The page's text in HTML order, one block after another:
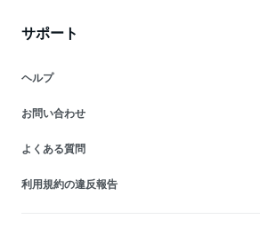
サポート
ヘルプ
お問い合わせ
よくある質問
利用規約の違反報告